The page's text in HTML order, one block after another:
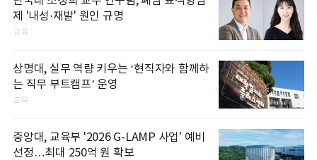
제 '내성·재발' 원인 규명
교육
상명대, 실무 역량 키우는 ‘현직자와 함께하
는 직무 부트캠프’ 운영
교육
중앙대, 교육부 '2026 G-LAMP 사업' 예비
선정…최대 250억 원 확보